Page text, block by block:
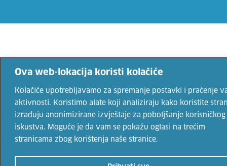
Ova web-lokacija koristi kolačiće
Kolačiće upotrebljavamo za spremanje postavki i praćenje
aktivnosti. Koristimo alate koji analiziraju kako koristite
izrađuju anonimizirane izvještaje za poboljšanje korisničkog
iskustva. Moguće je da vam se pokažu oglasi na trećim
stranicama zbog korištenja naše stranice.